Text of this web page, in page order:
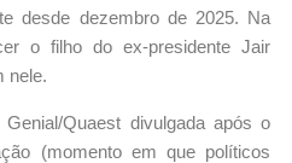
desde dezembro de 2025. Na
o filho do ex-presidente Jair
nele.
Quaest divulgada após o
(momento em que políticos